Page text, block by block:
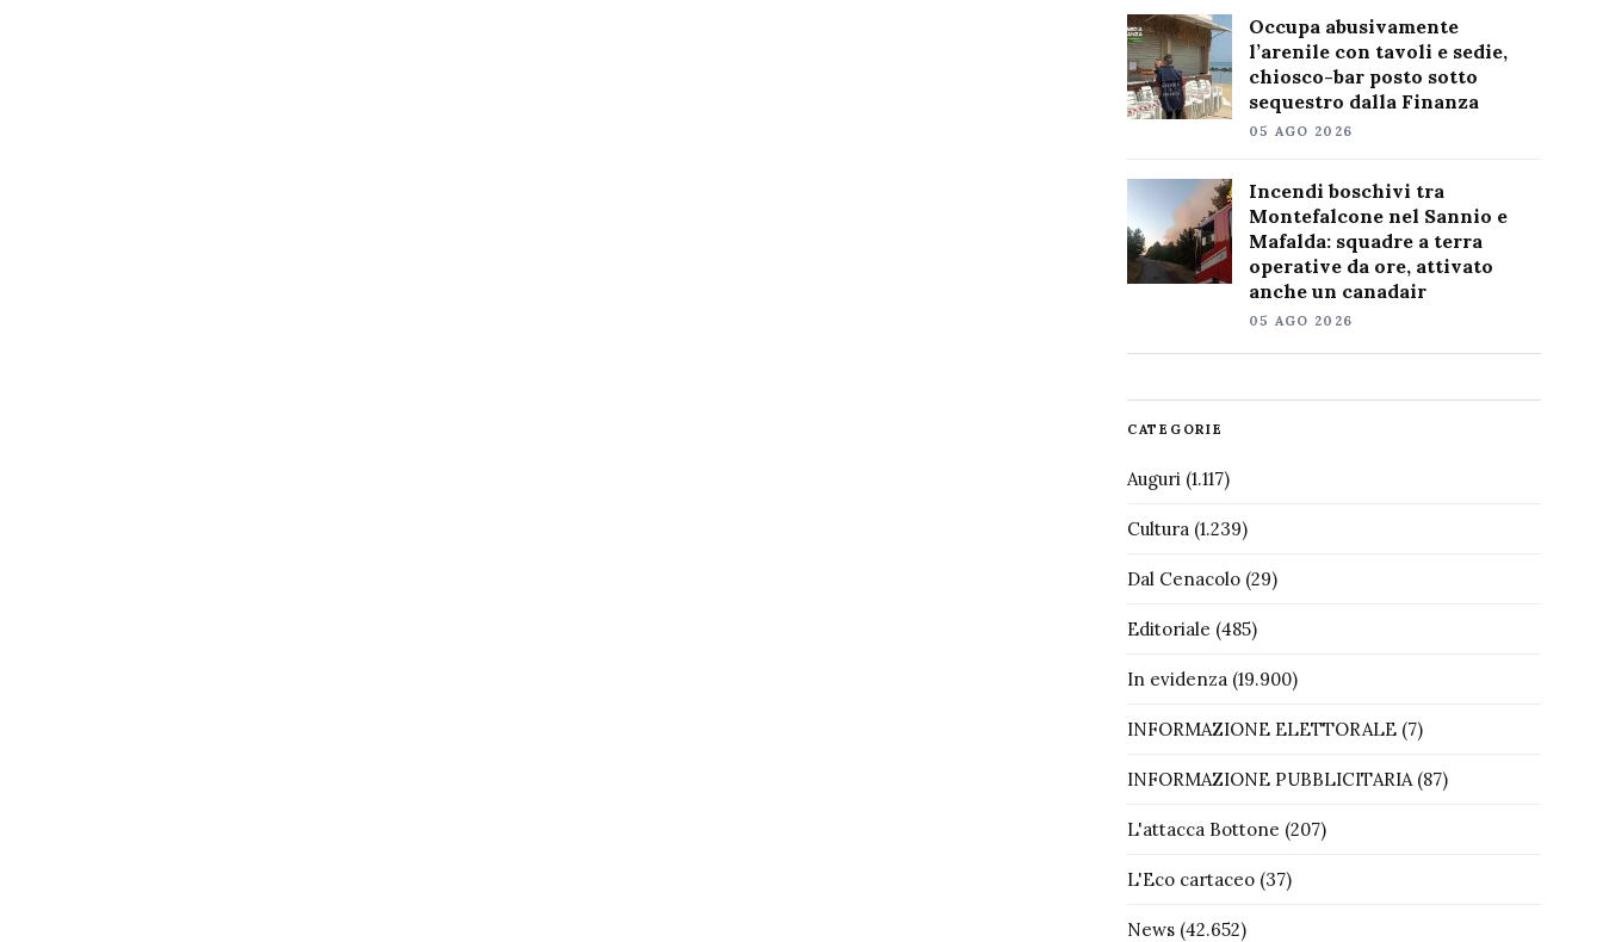
Occupa abusivamente
l’arenile con tavoli e sedie,
chiosco-bar posto sotto
sequestro dalla Finanza
05 AGO 2026
Incendi boschivi tra
Montefalcone nel Sannio e
Mafalda: squadre a terra
operative da ore, attivato
anche un canadair
05 AGO 2026
CATEGORIE
Auguri(1.117)
Cultura(1.239)
Dal Cenacolo(29)
Editoriale (485)
In evidenza(19.900)
INFORMAZIONE ELETTORALE(7)
INFORMAZIONE PUBBLICITARIA(87)
L'attacca Bottone (207)
L'Eco cartaceo(37)
News(42.652)